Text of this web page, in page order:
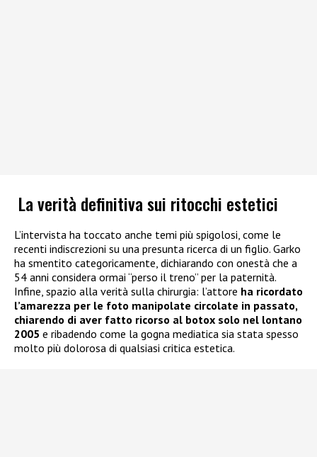
La verità definitiva sui ritocchi estetici
L’intervista ha toccato anche temi più spigolosi, come le
recenti indiscrezioni su una presunta ricerca di un figlio. Garko
ha smentito categoricamente, dichiarando con onestà che a
54 anni considera ormai “perso il treno” per la paternità.
Infine, spazio alla verità sulla chirurgia: l’attore ha ricordato
l’amarezza per le foto manipolate circolate in passato,
chiarendo di aver fatto ricorso al botox solo nel lontano
2005 e ribadendo come la gogna mediatica sia stata spesso
molto più dolorosa di qualsiasi critica estetica.